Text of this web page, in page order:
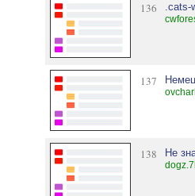
136 .cats-
137
138 Не